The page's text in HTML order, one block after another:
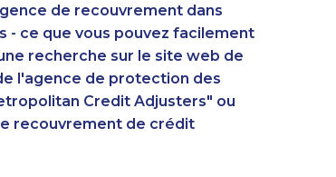
de recouvrement dans
- ce que vous pouvez facilement
recherche sur le site web de
l'agence de protection des
Credit Adjusters" ou
recouvrement de crédit